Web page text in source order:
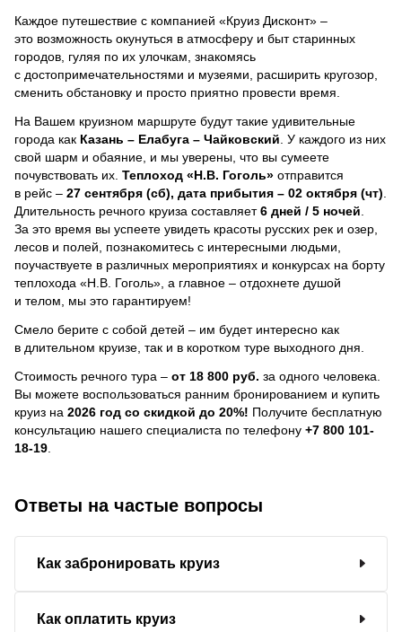
Каждое путешествие с компанией «Круиз Дисконт» –
это возможность окунуться в атмосферу и быт старинных
городов, гуляя по их улочкам, знакомясь
с достопримечательностями и музеями, расширить кругозор,
сменить обстановку и просто приятно провести время.
На Вашем круизном маршруте будут такие удивительные
города как Казань – Елабуга – Чайковский . У каждого из них
свой шарм и обаяние, и мы уверены, что вы сумеете
почувствовать их. Теплоход «Н.В. Гоголь» отправится
в рейс – 27 сентября (сб), дата прибытия – 02 октября (чт)
Длительность речного круиза составляет6 дней / 5 ночей
За это время вы успеете увидеть красоты русских рек и озер,
лесов и полей, познакомитесь с интересными людьми,
поучаствуете в различных мероприятиях и конкурсах на борту
теплохода «Н.В. Гоголь», а главное – отдохнете душой
и телом, мы это гарантируем!
Смело берите с собой детей – им будет интересно как
в длительном круизе, так и в коротком туре выходного дня.
Стоимость речного тура – от 18 800 руб. за одного человека.
Вы можете воспользоваться ранним бронированием и купить
круиз на 2026 год со скидкой до 20%! Получите бесплатную
консультацию нашего специалиста по телефону +7 800 101-
18-19
Ответы на частые вопросы
Как забронировать круиз
Как оплатить круиз